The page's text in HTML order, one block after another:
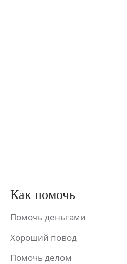
Как помочь
Помочь деньгами
Хороший повод
Помочь делом